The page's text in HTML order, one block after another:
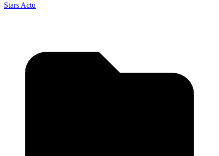
Stars Actu